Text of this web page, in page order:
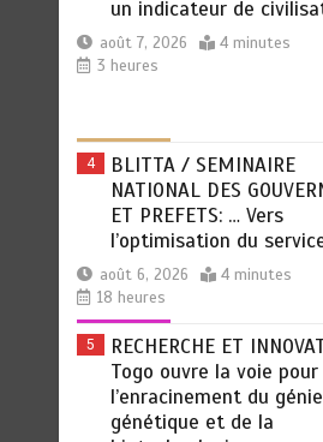
NATIONAL DES
ET PREFETS: … Vers
l’optimisation du service
5
RECHERCHE ET
Togo ouvre la voie pour
l’enracinement du génie
génétique et de la
biotechnologie
août 6, 2026
6
TOGO : Bon vent dans
secteurs des transports
tourisme
août 6, 2026 4 minutes
RODRI AU
Les
parJean Pierre BAWELA